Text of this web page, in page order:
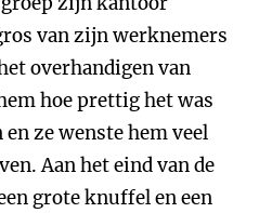
van zijn werknemers
overhandigen van
hoe prettig het was
ze wenste hem veel
Aan het eind van de
grote knuffel en een